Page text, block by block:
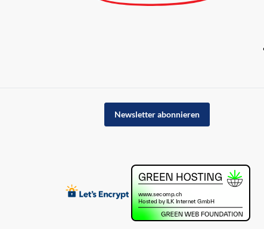
Newsletter abonnieren